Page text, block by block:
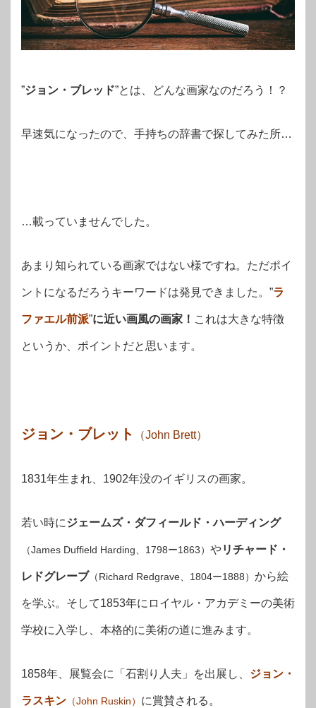
”ジョン・ブレッド”とは、どんな画家なのだろう！？
早速気になったので、手持ちの辞書で探してみた所…
…載っていませんでした。
あまり知られている画家ではない様ですね。ただポイ
ントになるだろうキーワードは発見できました。”ラ
ファエル前派”に近い画風の画家！ これは大きな特徴
というか、ポイントだと思います。
ジョン・ブレット （John Brett）
1831年生まれ、1902年没のイギリスの画家。
若い時にジェームズ・ダフィールド・ハーディング
（James Duffield Harding、1798ー1863） やリチャード・
レドグレーブ （Richard Redgrave、1804ー1888） から絵
を学ぶ。そして1853年にロイヤル・アカデミーの美術
学校に入学し、本格的に美術の道に進みます。
1858年、展覧会に「石割り人夫」を出展し、 ジョン・
ラスキン （John Ruskin） に賞賛される。